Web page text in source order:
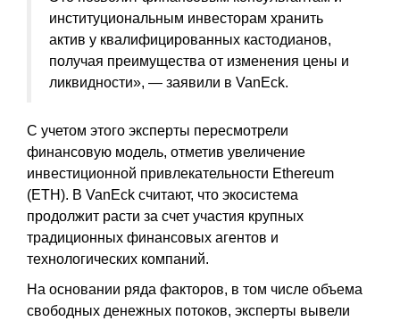
институциональным инвесторам хранить
актив у квалифицированных кастодианов,
получая преимущества от изменения цены и
ликвидности», — заявили в VanEck.
С учетом этого эксперты пересмотрели
финансовую модель, отметив увеличение
инвестиционной привлекательности Ethereum
(ETH). В VanEck считают, что экосистема
продолжит расти за счет участия крупных
традиционных финансовых агентов и
технологических компаний.
На основании ряда факторов, в том числе объема
свободных денежных потоков, эксперты вывели